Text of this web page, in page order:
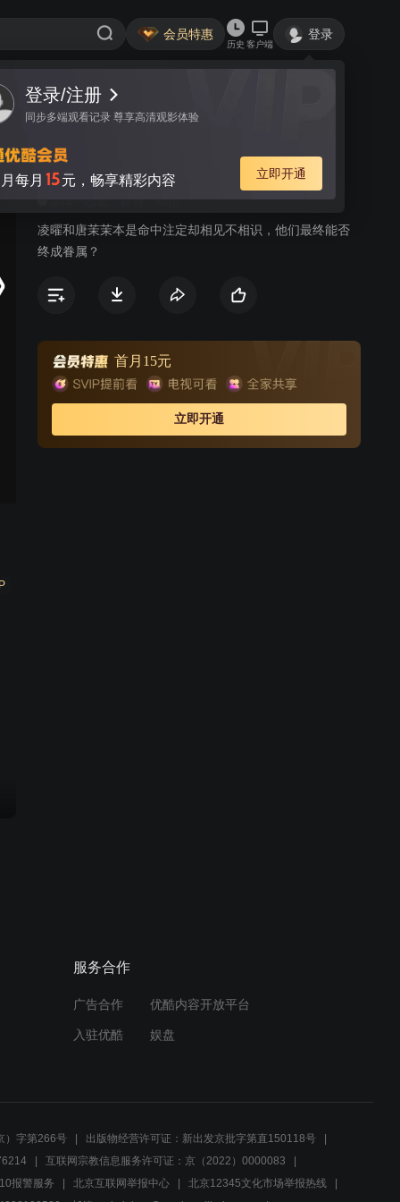
会员特惠
历史 客户端
登录
登录/注册
同步多端观看记录 尊享高清观影体验
月每月 15元，畅享精彩内容 立即开通
视频 讨论
王牌校草
都市
凌曜和唐茉茉本是命中注定却相见不相识，他们最终能否
终成眷属？
首月15元
立即开通
服务合作
广告合作 优酷内容开放平台
入驻优酷 娱盘
）字第266号
出版物经营许可证：新出发京批字第直150118号
互联网宗教信息服务许可证：京（2022）0000083
报警服务 北京互联网举报中心
北京12345文化市场举报热线